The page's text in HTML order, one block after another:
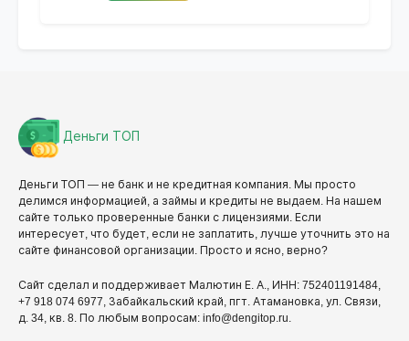
Деньги ТОП
Деньги ТОП — не банк и не кредитная компания. Мы просто
делимся информацией, а займы и кредиты не выдаем. На нашем
сайте только проверенные банки с лицензиями. Если
интересует, что будет, если не заплатить, лучше уточнить это на
сайте финансовой организации. Просто и ясно, верно?
Сайт сделал и поддерживает Малютин Е. А., ИНН: 752401191484,
+7 918 074 6977, Забайкальский край, пгт. Атамановка, ул. Связи,
д. 34, кв. 8. По любым вопросам: info@dengitop.ru.